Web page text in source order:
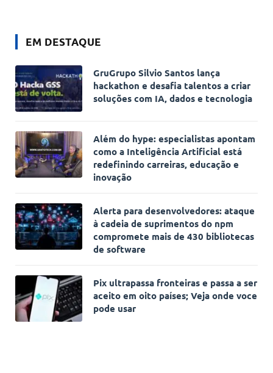
EM DESTAQUE
GruGrupo Silvio Santos lança
hackathon e desafia talentos a criar
soluções com IA, dados e tecnologia
Além do hype: especialistas apontam
como a Inteligência Artificial está
redefinindo carreiras, educação e
inovação
Alerta para desenvolvedores: ataque
à cadeia de suprimentos do npm
compromete mais de 430 bibliotecas
de software
Pix ultrapassa fronteiras e passa a ser
aceito em oito países; Veja onde voce
pode usar